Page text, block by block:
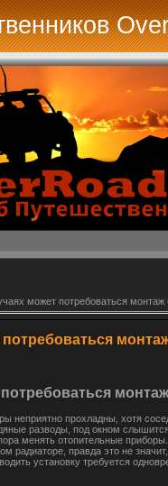
может потребоваться монтаж
неприятно прохладны, хотя
разводы, под окном
менять отопительные
радиаторе, правда это не
установку требуется